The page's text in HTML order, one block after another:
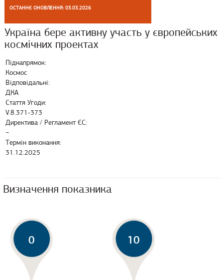
ОСТАННЄ ОНОВЛЕННЯ: 03.03.2026
Україна бере активну участь у європейських
космічних проектах
Піднапрямок:
Космос
Відповідальні:
ДКА
Стаття Угоди:
V.8.371-373
Директива / Регламент ЄС:
−
Термін виконання:
31.12.2025
Визначення показника
0 10